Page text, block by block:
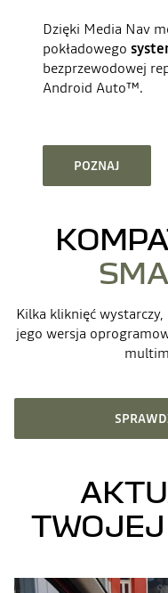
Dzięki Media Nav
pokładowego
bezprzewodowej
Android Auto™.
POZNAJ
Kilka kliknięć
jego wersja
TWOJEJ